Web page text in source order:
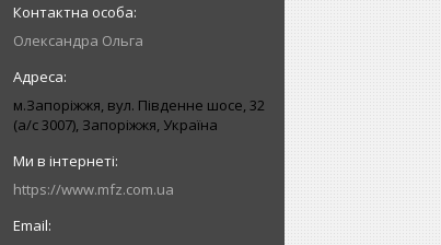
Олександра Ольга
м.Запоріжжя, вул. Південне шосе, 32
(а/с 3007), Запоріжжя, Україна
https://www.mfz.com.ua